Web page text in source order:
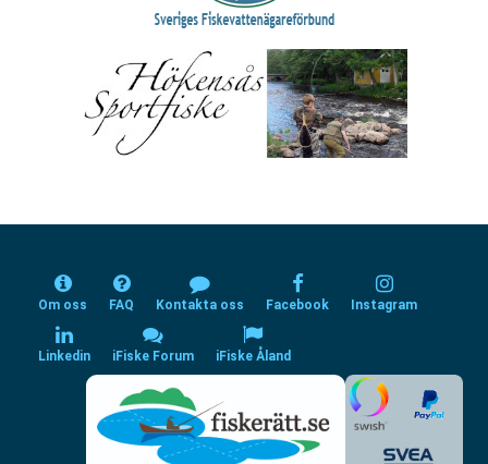
Om oss FAQ Kontakta oss Facebook Instagram
Linkedin iFiske Forum iFiske Åland